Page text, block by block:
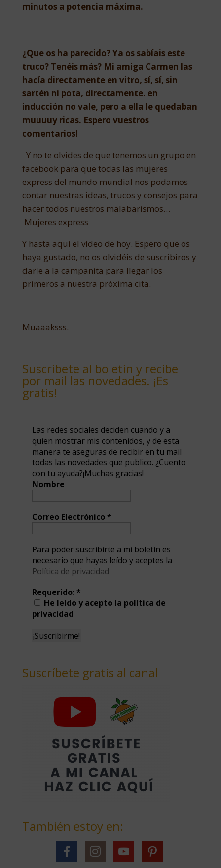
minutos a potencia máxima.
¿Que os ha parecido? Ya os sabíais este
truco? Tenéis más? Mi amiga Carmen las
hacía directamente en vitro, sí, sí, sin
sartén ni pota, directamente. en
inducción no vale, pero a ella le quedaban
muuuuy ricas. Espero vuestros
comentarios!
Y no te olvides de que tenemos un grupo en
facebook para que todas las mujeres
express del mundo mundial nos podamos
contar nuestras ideas, trucos y consejos para
hacer todos nuestros malabarismos…
Mujeres express
Y hasta aquí el vídeo de hoy. Espero que os
haya gustado, no os olvidéis de suscribiros y
darle a la campanita para llegar los
primeros a nuestra próxima cita.
Muaaaksss.
Suscríbete al boletín y recibe
por mail las novedades. ¡Es
gratis!
Las redes sociales deciden cuando y a
quien mostrar mis contenidos, y de esta
manera te aseguras de recibir en tu mail
todas las novedades que publico. ¿Cuento
con tu ayuda?¡Muchas gracias!
Nombre
Correo Electrónico*
Para poder suscribirte a mi boletín es
necesario que hayas leído y aceptes la
Política de privacidad
Requerido:*
He leído y acepto la política de
privacidad
Suscríbete gratis al canal
También estoy en: